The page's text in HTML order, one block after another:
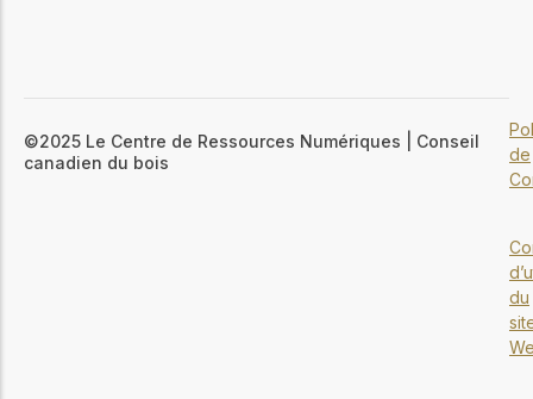
©2025 Le Centre de Ressources Numériques | Conseil
canadien du bois
de
du